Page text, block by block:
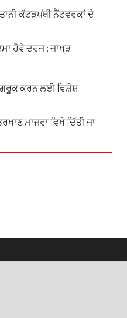
ਕੱਟੜਪੰਥੀ ਨੈੱਟਵਰਕਾਂ ਦੇ
ਹੋਵੇ ਦਰਜ : ਜਾਖੜ
ਕਰਨ ਲਈ ਵਿਸ਼ੇਸ਼
ਮਾਜਰਾ ਵਿਖੇ ਦਿੱਤੀ ਜਾ